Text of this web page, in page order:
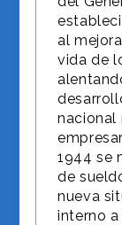
al
vida de
nacional
1944 se
de
nueva
interno